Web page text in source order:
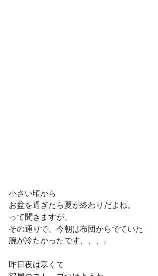
小さい頃から
お盆を過ぎたら夏が終わりだよね。
って聞きますが、
その通りで、今朝は布団からでていた
腕が冷たかったです、、、。
昨日夜は寒くて